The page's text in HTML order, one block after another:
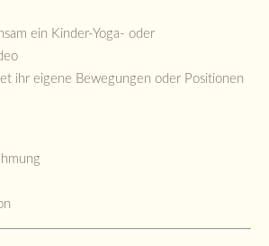
ein Kinder-Yoga- oder
ihr eigene Bewegungen oder Positionen